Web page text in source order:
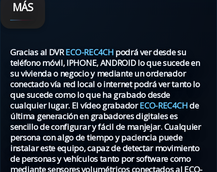
MÁS
Gracias al DVRECO-REC4CH podrá ver desde su
teléfono móvil, IPHONE, ANDROID lo que sucede en
su vivienda o negocio y mediante un ordenador
conectado vía red local o internet podrá ver tanto lo
que sucede como lo que ha grabado desde
cualquier lugar. El vídeo grabadorECO-REC4CHde
última generación en grabadores digitales es
sencillo de configurar y fácil de manjejar. Cualquier
persona con algo de tiempo y paciencia puede
instalar este equipo, capaz de detectar movimiento
de personas y vehículos tanto por software como
mediante sensores volumétricos conectados al ECO-